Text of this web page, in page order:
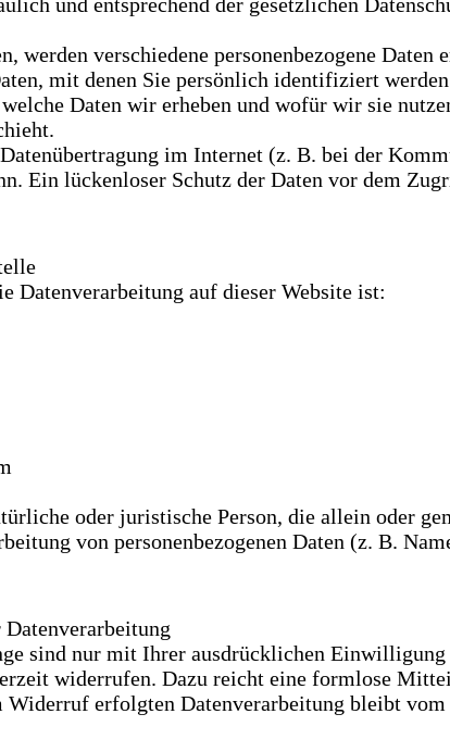
werden verschiedene personenbezogene Daten
mit denen Sie persönlich identifiziert
Daten wir erheben und wofür wir sie
im Internet (z. B. bei der
Ein lückenloser Schutz der Daten vor dem
Datenverarbeitung auf dieser Website ist:
oder juristische Person, die allein oder
von personenbezogenen Daten (z. B.
sind nur mit Ihrer ausdrücklichen
widerrufen. Dazu reicht eine formlose
Widerruf erfolgten Datenverarbeitung bleibt